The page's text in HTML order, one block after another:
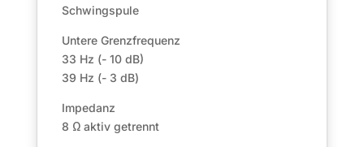
Schwingspule
Untere Grenzfrequenz
33 Hz (- 10 dB)
39 Hz (- 3 dB)
Impedanz
8 Ω aktiv getrennt